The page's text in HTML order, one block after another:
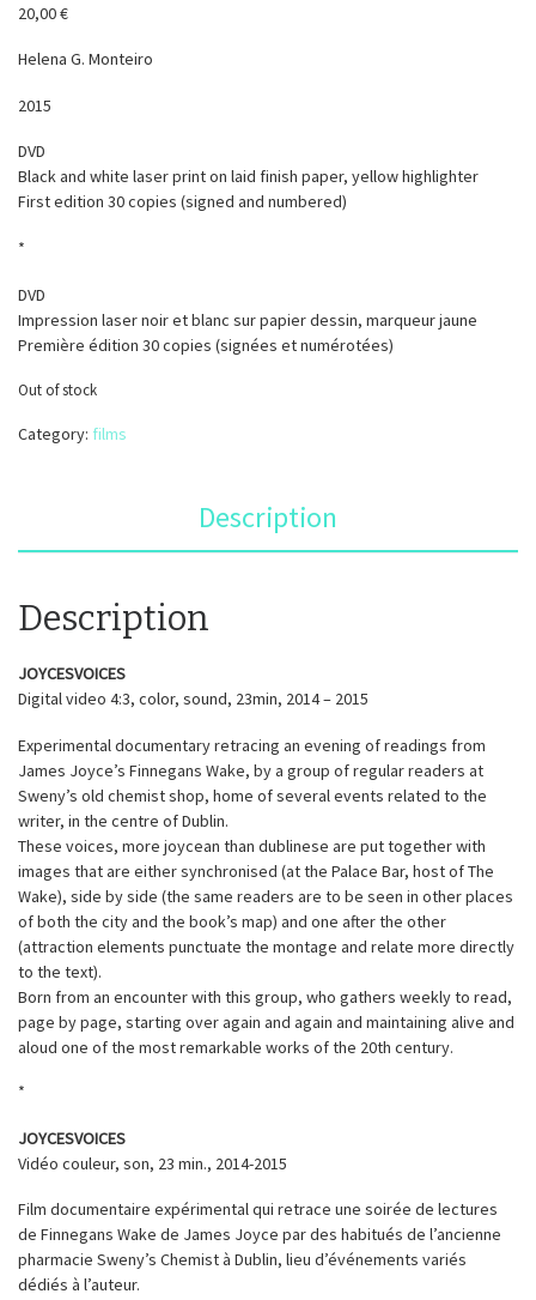
20,00€
Helena G. Monteiro
2015
DVD
Black and white laser print on laid finish paper, yellow highlighter
First edition 30 copies (signed and numbered)
*
DVD
Impression laser noir et blanc sur papier dessin, marqueur jaune
Première édition 30 copies (signées et numérotées)
Out of stock
Category: films
Description
Description
JOYCESVOICES
Digital video 4:3, color, sound, 23min, 2014 – 2015
Experimental documentary retracing an evening of readings from
James Joyce’s Finnegans Wake, by a group of regular readers at
Sweny’s old chemist shop, home of several events related to the
writer, in the centre of Dublin.
These voices, more joycean than dublinese are put together with
images that are either synchronised (at the Palace Bar, host of The
Wake), side by side (the same readers are to be seen in other places
of both the city and the book’s map) and one after the other
(attraction elements punctuate the montage and relate more directly
to the text).
Born from an encounter with this group, who gathers weekly to read,
page by page, starting over again and again and maintaining alive and
aloud one of the most remarkable works of the 20th century.
*
JOYCESVOICES
Vidéo couleur, son, 23 min., 2014-2015
Film documentaire expérimental qui retrace une soirée de lectures
de Finnegans Wake de James Joyce par des habitués de l’ancienne
pharmacie Sweny’s Chemist à Dublin, lieu d’événements variés
dédiés à l’auteur.